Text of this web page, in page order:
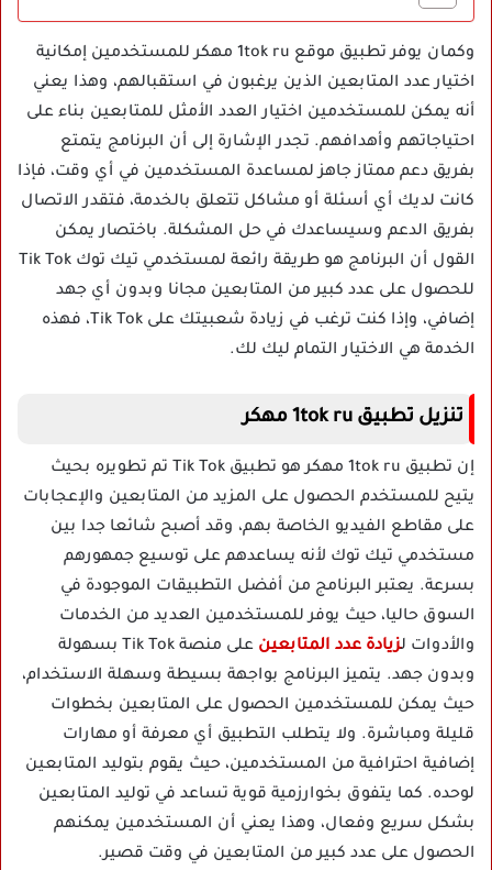
وكمان يوفر تطبيق موقع 1tok ru مهكر للمستخدمين إمكانية
اختيار عدد المتابعين الذين يرغبون في استقبالهم، وهذا يعني
أنه يمكن للمستخدمين اختيار العدد الأمثل للمتابعين بناء على
احتياجاتهم وأهدافهم. تجدر الإشارة إلى أن البرنامج يتمتع
بفريق دعم ممتاز جاهز لمساعدة المستخدمين في أي وقت، فإذا
كانت لديك أي أسئلة أو مشاكل تتعلق بالخدمة، فتقدر الاتصال
بفريق الدعم وسيساعدك في حل المشكلة. باختصار يمكن
القول أن البرنامج هو طريقة رائعة لمستخدمي تيك توك Tik Tok
للحصول على عدد كبير من المتابعين مجانا وبدون أي جهد
إضافي، وإذا كنت ترغب في زيادة شعبيتك على Tik Tok، فهذه
الخدمة هي الاختيار التمام ليك لك.
تنزيل تطبيق 1tok ru مهكر
إن تطبيق 1tok ru مهكر هو تطبيق Tik Tok تم تطويره بحيث
يتيح للمستخدم الحصول على المزيد من المتابعين والإعجابات
على مقاطع الفيديو الخاصة بهم، وقد أصبح شائعا جدا بين
مستخدمي تيك توك لأنه يساعدهم على توسيع جمهورهم
بسرعة. يعتبر البرنامج من أفضل التطبيقات الموجودة في
السوق حاليا، حيث يوفر للمستخدمين العديد من الخدمات
والأدوات لزيادة عدد المتابعين
على منصة Tik Tok بسهولة
وبدون جهد. يتميز البرنامج بواجهة بسيطة وسهلة الاستخدام،
حيث يمكن للمستخدمين الحصول على المتابعين بخطوات
قليلة ومباشرة. ولا يتطلب التطبيق أي معرفة أو مهارات
إضافية احترافية من المستخدمين، حيث يقوم بتوليد المتابعين
لوحده. كما يتفوق بخوارزمية قوية تساعد في توليد المتابعين
بشكل سريع وفعال، وهذا يعني أن المستخدمين يمكنهم
الحصول على عدد كبير من المتابعين في وقت قصير.